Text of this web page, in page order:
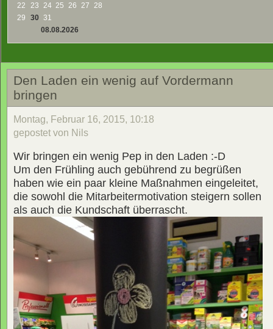
22
23 24 25 26 27 28
29
30 31
08.08.2026
Den Laden ein wenig auf Vordermann
bringen
Montag, Februar 16, 2015, 10:18
gepostet von Nils
Wir bringen ein wenig Pep in den Laden :-D
Um den Frühling auch gebührend zu begrüßen
haben wie ein paar kleine Maßnahmen eingeleitet,
die sowohl die Mitarbeitermotivation steigern sollen
als auch die Kundschaft überrascht.